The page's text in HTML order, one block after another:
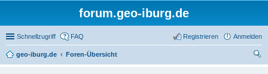
forum.geo-iburg.de
Schnellzugriff FAQ Anmelden
Registrieren
geo-iburg.de
Foren-Übersicht